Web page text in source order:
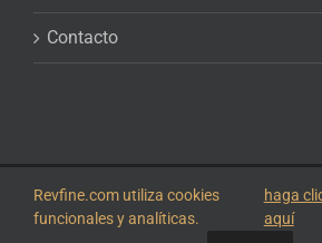
Contacto
© 2026Revfine.com- Términos y condiciones
privacidad.
Revfine.com utiliza cookies
funcionales y analíticas.
haga
aquí